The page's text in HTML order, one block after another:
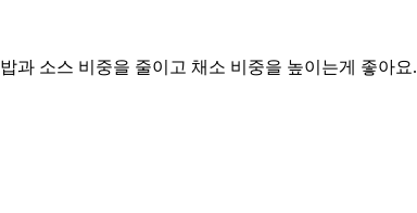
밥과 소스 비중을 줄이고 채소 비중을 높이는게 좋아요.